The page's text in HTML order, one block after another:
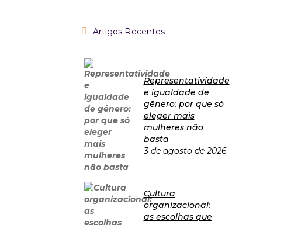
Artigos Recentes
Representatividade
e igualdade de
gênero: por que só
eleger mais
mulheres não
basta
3 de agosto de 2026
Cultura
organizacional:
as escolhas que